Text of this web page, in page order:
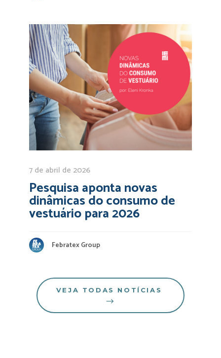
7 de abril de 2026
Pesquisa aponta novas
dinâmicas do consumo de
vestuário para 2026
Febratex Group
VEJA TODAS NOTÍCIAS